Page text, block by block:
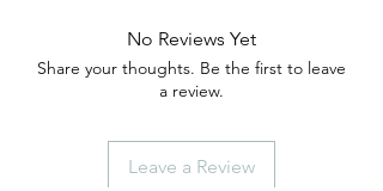
No Reviews Yet
Share your thoughts. Be the first to leave
a review.
Leave a Review